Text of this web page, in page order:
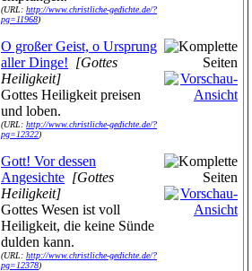
(URL: http://www.christliche-gedichte.de/?
pg=11968)
O großer Geist, o Ursprung
aller Dinge! [Gottes
Heiligkeit]
Gottes Heiligkeit preisen
und loben.
(URL: http://www.christliche-gedichte.de/?
pg=12322)
Gott! Vor dessen
Angesichte [Gottes
Heiligkeit]
Gottes Wesen ist voll
Heiligkeit, die keine Sünde
dulden kann.
(URL: http://www.christliche-gedichte.de/?
pg=12378)